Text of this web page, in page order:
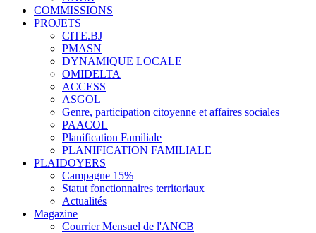
COMMISSIONS
PROJETS
CITE.BJ
PMASN
DYNAMIQUE LOCALE
OMIDELTA
ACCESS
ASGOL
Genre, participation citoyenne et affaires sociales
PAACOL
Planification Familiale
PLANIFICATION FAMILIALE
PLAIDOYERS
Campagne 15%
Statut fonctionnaires territoriaux
Actualités
Magazine
Courrier Mensuel de l'ANCB